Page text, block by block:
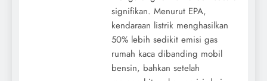
signifikan. Menurut EPA,
kendaraan listrik menghasilkan
50% lebih sedikit emisi gas
rumah kaca dibanding mobil
bensin, bahkan setelah